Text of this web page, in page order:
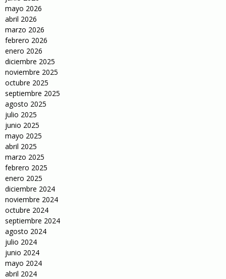
mayo 2026
abril 2026
marzo 2026
febrero 2026
enero 2026
diciembre 2025
noviembre 2025
octubre 2025
septiembre 2025
agosto 2025
julio 2025
junio 2025
mayo 2025
abril 2025
marzo 2025
febrero 2025
enero 2025
diciembre 2024
noviembre 2024
octubre 2024
septiembre 2024
agosto 2024
julio 2024
junio 2024
mayo 2024
abril 2024